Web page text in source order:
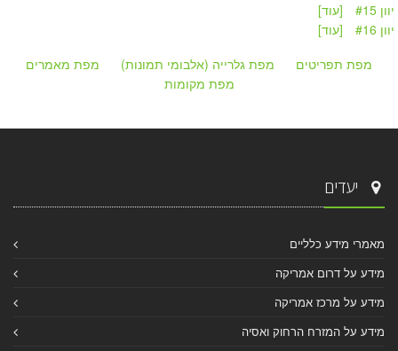
#15
[עוד]
#16
[עוד]
מפת תפריטים
מפת גלרייה (אלבומי תמונות)
מפת מאמרים
מפת מקומות
יעדים
מאמרי מידע כלליים
מידע על דרום אמריקה
מידע על מרכז אמריקה
מידע על המזרח הרחוק ואסיה